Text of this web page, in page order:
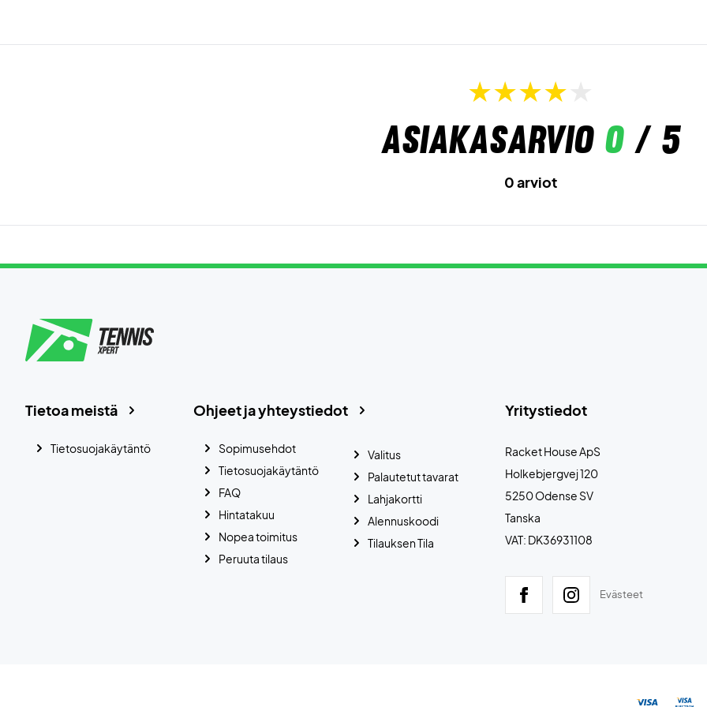
Asiakasarvio 0/ 5
0 arviot
Yritystiedot
Racket House ApS
Holkebjergvej 120
5250 Odense SV
Tanska
VAT: DK36931108
Evästeet
Ohjeet ja yhteystiedot
Sopimusehdot
Tietosuojakäytäntö
FAQ
Hintatakuu
Nopea toimitus
Peruuta tilaus
Valitus
Palautetut tavarat
Lahjakortti
Alennuskoodi
Tilauksen Tila
Tietoa meistä
Tietosuojakäytäntö